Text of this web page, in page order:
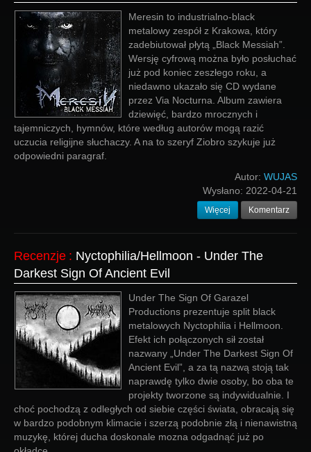
Meresin to industrialno-black
metalowy zespół z Krakowa, który
zadebiutował płytą „Black Messiah”.
Wersję cyfrową można było posłuchać
już pod koniec zeszłego roku, a
niedawno ukazało się CD wydane
przez Via Nocturna. Album zawiera
dziewięć, bardzo mrocznych i
tajemniczych, hymnów, które według autorów mogą razić
uczucia religijne słuchaczy. A na to szeryf Ziobro szykuje już
odpowiedni paragraf.
Autor: WUJAS
Wysłano: 2022-04-21
Więcej Komentarz
Recenzje : Nyctophilia/Hellmoon - Under The
Darkest Sign Of Ancient Evil
Under The Sign Of Garazel
Productions prezentuje split black
metalowych Nyctophilia i Hellmoon.
Efekt ich połączonych sił został
nazwany „Under The Darkest Sign Of
Ancient Evil”, a za tą nazwą stoją tak
naprawdę tylko dwie osoby, bo oba te
projekty tworzone są indywidualnie. I
choć pochodzą z odległych od siebie części świata, obracają się
w bardzo podobnym klimacie i szerzą podobnie złą i nienawistną
muzykę, której ducha doskonale mozna odgadnąć już po